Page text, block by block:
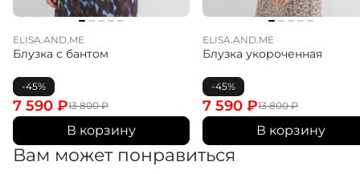
ELISA.AND.ME
Блузка с бантом
-45%
13 800₽
7 590 ₽
В корзину
ELISA.AND.ME
Блузка укороченная
-45%
13 800₽
7 590 ₽
В корзину
Вам может понравиться